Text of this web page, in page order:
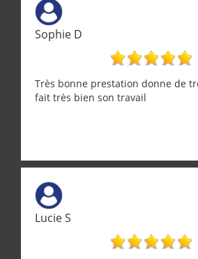
Sophie D
Très bonne prestation donne de
fait très bien son travail
Lucie S